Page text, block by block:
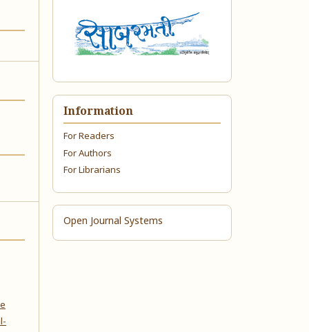
Information
For Readers
For Authors
For Librarians
Open Journal Systems